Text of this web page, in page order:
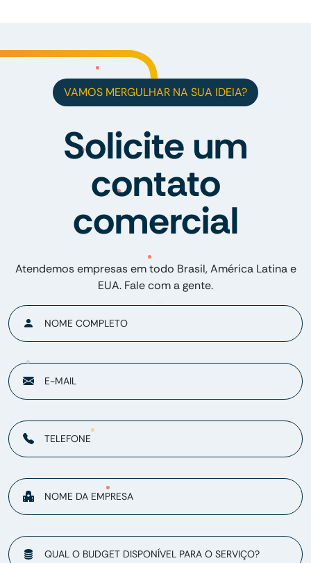
VAMOS MERGULHAR NA SUA IDEIA?
Solicite um
contato
comercial
Atendemos empresas em todo Brasil, América Latina e
EUA. Fale com a gente.
NOME COMPLETO
E-MAIL
TELEFONE
NOME DA EMPRESA
QUAL O BUDGET DISPONÍVEL PARA O SERVIÇO?